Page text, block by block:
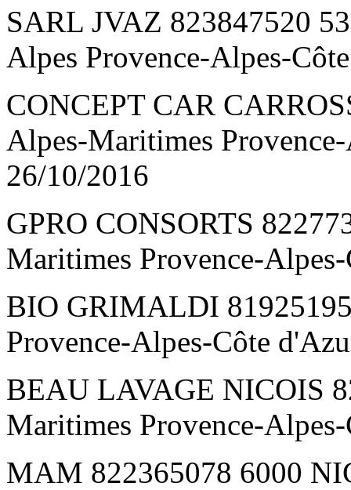
SARL JVAZ 823847520
Alpes Provence-Alpes-
CONCEPT CAR
Alpes-Maritimes
26/10/2016
GPRO CONSORTS
Maritimes Provence-
BIO GRIMALDI
Provence-Alpes-Côte
BEAU LAVAGE NICOIS
Maritimes Provence-
MAM 822365078 6000